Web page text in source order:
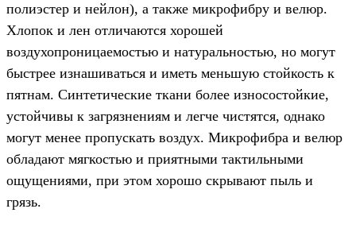
полиэстер и нейлон), а также микрофибру и велюр.
Хлопок и лен отличаются хорошей
воздухопроницаемостью и натуральностью, но могут
быстрее изнашиваться и иметь меньшую стойкость к
пятнам. Синтетические ткани более износостойкие,
устойчивы к загрязнениям и легче чистятся, однако
могут менее пропускать воздух. Микрофибра и велюр
обладают мягкостью и приятными тактильными
ощущениями, при этом хорошо скрывают пыль и
грязь.